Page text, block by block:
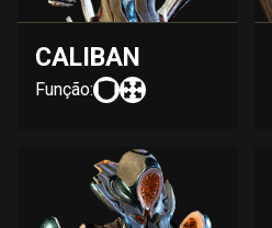
CALIBAN
Função: